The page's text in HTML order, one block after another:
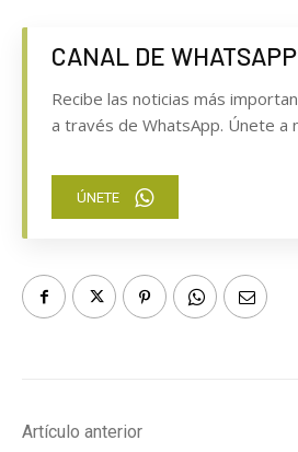
CANAL DE
Recibe las noticias más
a través de WhatsApp. Únete a
ÚNETE
Artículo anterior